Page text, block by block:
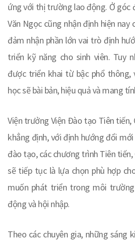
ứng với thị trường lao động. Ở góc
Văn Ngọc cũng nhận định hiện
đảm nhận phần lớn vai trò định
triển kỹ năng cho sinh viên. Tuy
được triển khai từ bậc phổ thông,
học sẽ bài bản, hiệu quả và mang
Viện trưởng Viện Đào tạo Tiên tiến,
khẳng định, với định hướng đổi
đào tạo, các chương trình Tiên
sẽ tiếp tục là lựa chọn phù hợp
muốn phát triển trong môi
động và hội nhập.
Theo các chuyên gia, những sáng